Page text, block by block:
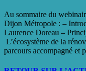
Au sommaire du
Dijon Métropole : –
Laurence Doreau –
L’écosystème de la
parcours accompagné et